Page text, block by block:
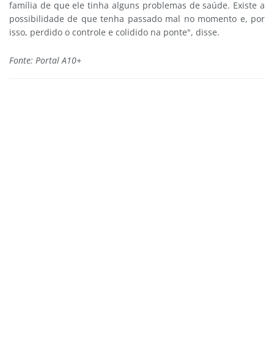
família de que ele tinha alguns problemas de saúde. Existe a
possibilidade de que tenha passado mal no momento e, por
isso, perdido o controle e colidido na ponte", disse.
Fonte: Portal A10+